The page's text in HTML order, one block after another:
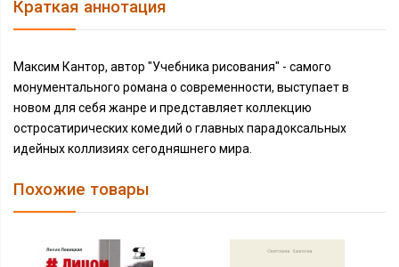
Краткая аннотация
Максим Кантор, автор "Учебника рисования" - самого
монументального романа о современности, выступает в
новом для себя жанре и представляет коллекцию
остросатирических комедий о главных парадоксальных
идейных коллизиях сегодняшнего мира.
Похожие товары